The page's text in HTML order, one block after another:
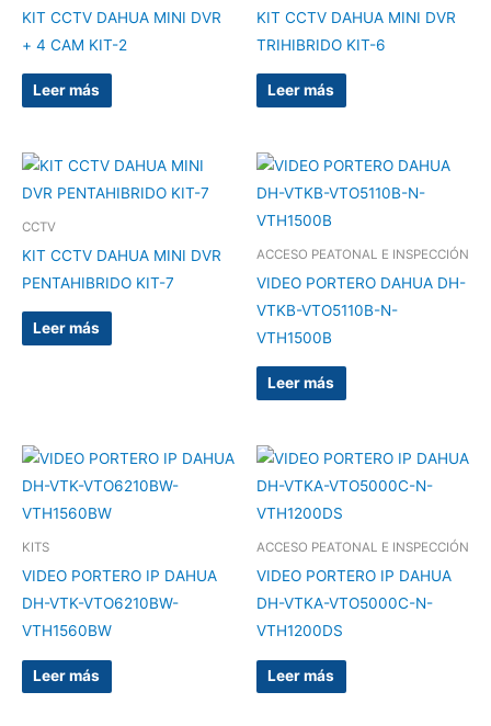
KIT CCTV DAHUA MINI DVR
+ 4 CAM KIT-2
Leer más
KIT CCTV DAHUA MINI DVR
TRIHIBRIDO KIT-6
Leer más
CCTV
KIT CCTV DAHUA MINI DVR
PENTAHIBRIDO KIT-7
Leer más
ACCESO PEATONAL E INSPECCIÓN
VIDEO PORTERO DAHUA DH-
VTKB-VTO5110B-N-
VTH1500B
Leer más
KITS
VIDEO PORTERO IP DAHUA
DH-VTK-VTO6210BW-
VTH1560BW
Leer más
ACCESO PEATONAL E INSPECCIÓN
VIDEO PORTERO IP DAHUA
DH-VTKA-VTO5000C-N-
VTH1200DS
Leer más